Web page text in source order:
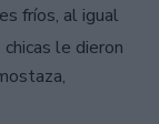
fríos, al igual
le dieron